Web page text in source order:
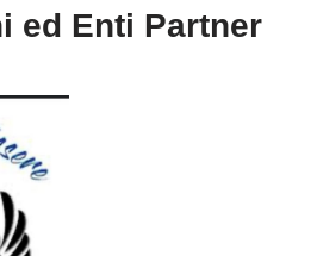
ed Enti Partner